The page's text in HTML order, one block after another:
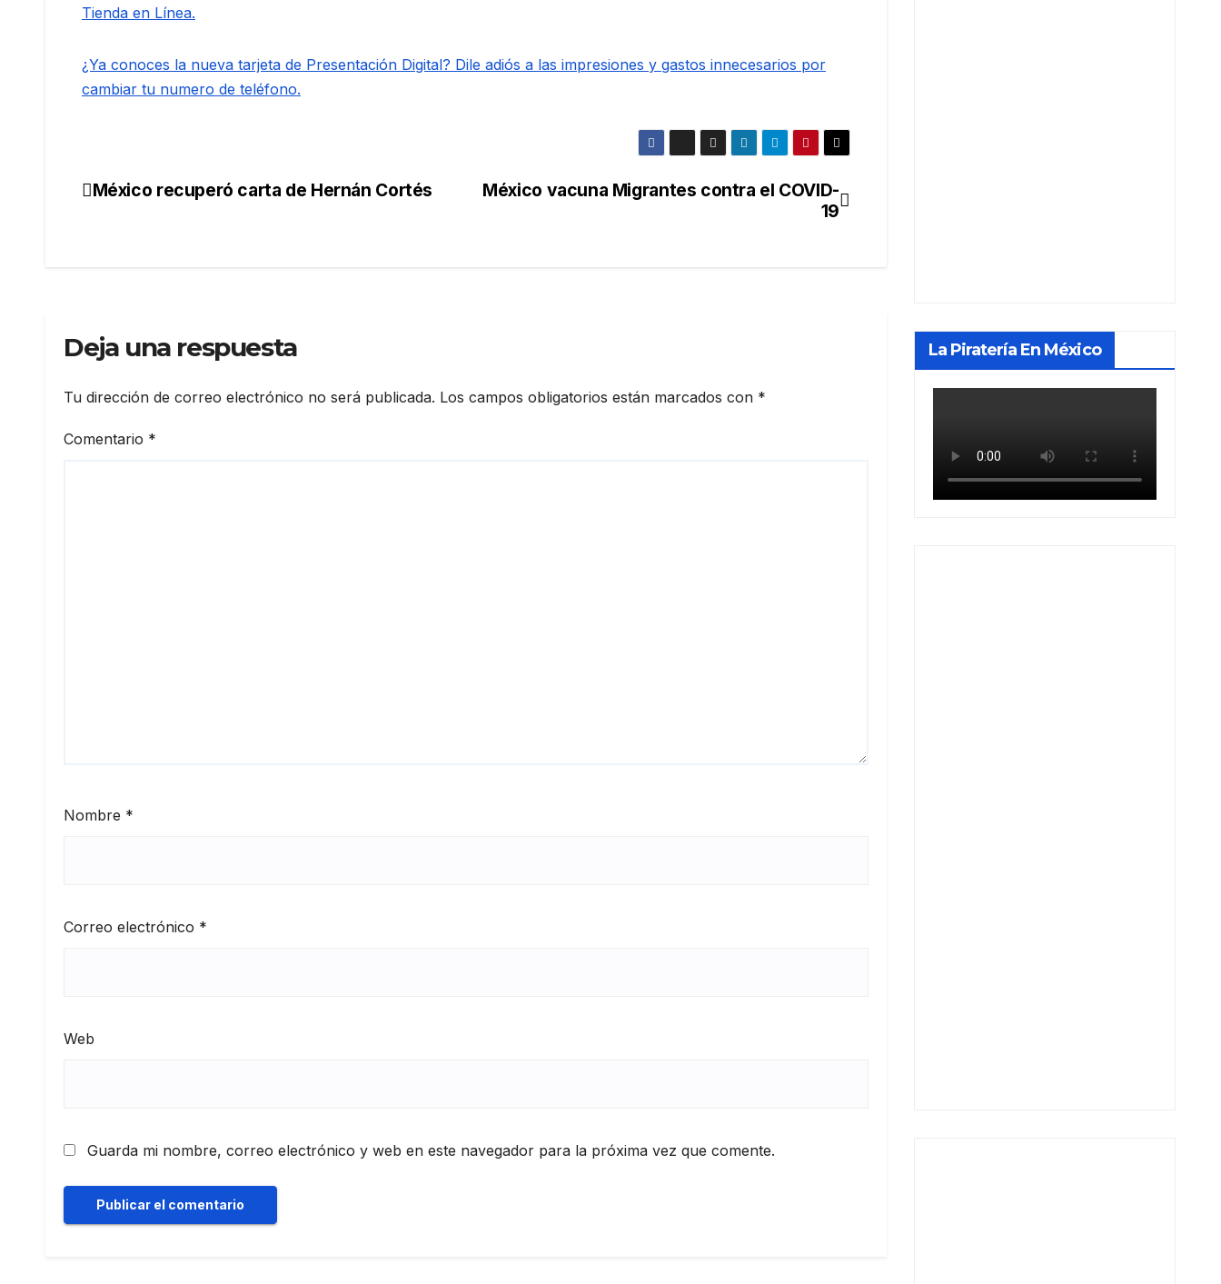
Tienda en Línea.
¿Ya conoces la nueva tarjeta de Presentación Digital? Dile adiós a las impresiones y gastos innecesarios por
cambiar tu numero de teléfono.
Navegación
México vacuna Migrantes contra el COVID-
19
México recuperó carta de Hernán Cortés
Deja una respuesta
Tu dirección de correo electrónico no será publicada. Los campos obligatorios están marcados con *
Comentario *
Nombre *
Correo electrónico *
Web
Guarda mi nombre, correo electrónico y web en este navegador para la próxima vez que comente.
La Piratería En México